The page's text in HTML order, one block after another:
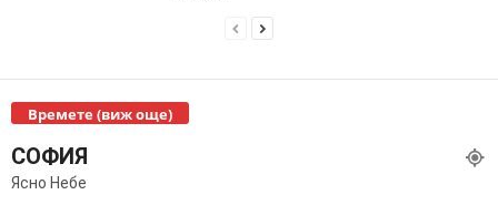
Времете (виж още)
СОФИЯ
Ясно Небе